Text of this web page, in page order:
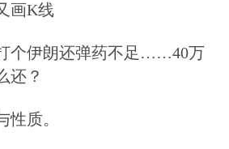
董事无法跟大股东抗
护中小投资者，但中国
画K线
个伊朗还弹药不足……40万
还？
性质。